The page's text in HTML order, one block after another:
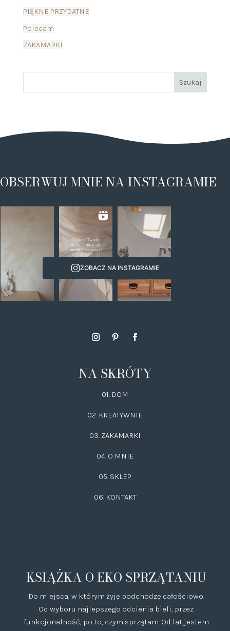
PIĘKNE PRZYDATNE
Polecam
ZAKAMARKI
OBSERWUJ MNIE NA INSTAGRAMIE
ZOBACZ NA INSTAGRAMIE
NA SKRÓTY
01. DOM
02. KREATYWNIE
03. ZAKAMARKI
04. O MNIE
05. SKLEP
06. KONTAKT
KSIĄŻKA O EKO SPRZĄTANIU
Do miejsca, w którym żyję podchodzę całościowo.
Od wyboru najlepszego odcienia bieli, przez
funkcjonalność, po to, czym sprzątam. Od lat jestem